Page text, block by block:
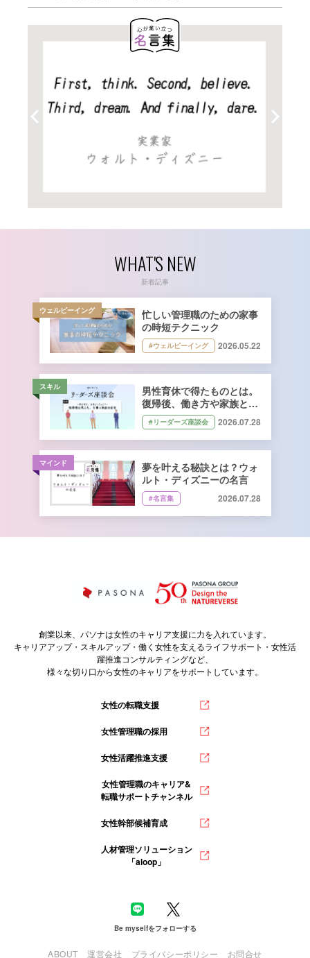
WHAT'S NEW
新着記事
ウェルビーイング
忙しい管理職のための家事
の時短テクニック
#ウェルビーイング 2026.05.22
スキル
男性育休で得たものとは。
復帰後、働き方や家族との
向き合い方はどう変わっ
た？
#リーダーズ座談会 2026.07.28
マインド
夢を叶える秘訣とは？ウォ
ルト・ディズニーの名言
#名言集 2026.07.28
創業以来、パソナは女性のキャリア支援に力を入れています。
キャリアアップ・スキルアップ・働く女性を支えるライフサポート・女性活
躍推進コンサルティングなど、
様々な切り口から女性のキャリアをサポートしています。
女性の転職支援
女性管理職の採用
女性活躍推進支援
女性管理職のキャリア&
転職サポートチャンネル
女性幹部候補育成
人材管理ソリューション
「aloop」
Be myselfをフォローする
ABOUT 運営会社 プライバシーポリシー お問合せ